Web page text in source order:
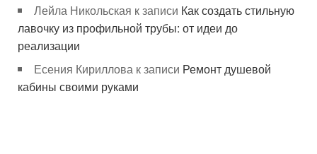
Лейла Никольская к записи Как создать стильную
лавочку из профильной трубы: от идеи до
реализации
Есения Кириллова к записи Ремонт душевой
кабины своими руками